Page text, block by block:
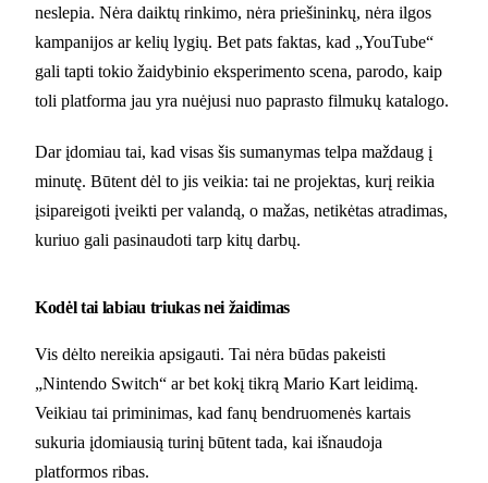
neslepia. Nėra daiktų rinkimo, nėra priešininkų, nėra ilgos
kampanijos ar kelių lygių. Bet pats faktas, kad „YouTube“
gali tapti tokio žaidybinio eksperimento scena, parodo, kaip
toli platforma jau yra nuėjusi nuo paprasto filmukų katalogo.
Dar įdomiau tai, kad visas šis sumanymas telpa maždaug į
minutę. Būtent dėl to jis veikia: tai ne projektas, kurį reikia
įsipareigoti įveikti per valandą, o mažas, netikėtas atradimas,
kuriuo gali pasinaudoti tarp kitų darbų.
Kodėl tai labiau triukas nei žaidimas
Vis dėlto nereikia apsigauti. Tai nėra būdas pakeisti
„Nintendo Switch“ ar bet kokį tikrą Mario Kart leidimą.
Veikiau tai priminimas, kad fanų bendruomenės kartais
sukuria įdomiausią turinį būtent tada, kai išnaudoja
platformos ribas.